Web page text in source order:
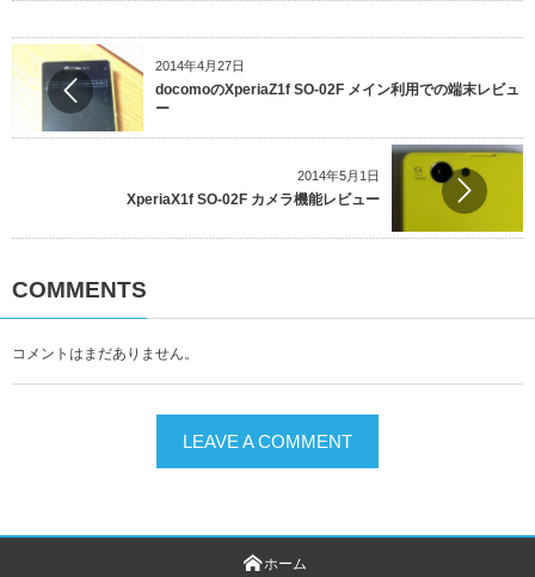
2014年4月27日
docomoのXperiaZ1f SO-02F メイン利用での端末レビュ
ー
2014年5月1日
XperiaX1f SO-02F カメラ機能レビュー
COMMENTS
コメントはまだありません。
LEAVE A COMMENT
ホーム